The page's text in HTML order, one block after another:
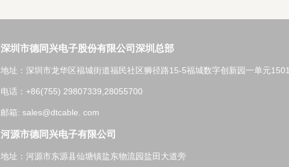
深圳市德同兴电子股份有限公司深圳总部
地址：深圳市龙华区福城街道福民社区狮径路15-5福城数字创新园一单元1501
电话：+86(755) 29807339,28055700
邮箱: sales@dtcable. com
河源市德同兴电子有限公司
地址：河源市东源县仙塘镇盐东物流园盐田大道旁